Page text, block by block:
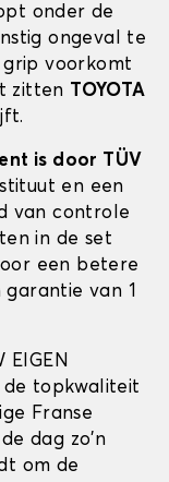
onder de
ongeval te
grip voorkomt
zitten
TOYOTA
is door TÜV
en een
van controle
in de set
een betere
van 1
EIGEN
de topkwaliteit
Franse
dag zo'n
om de